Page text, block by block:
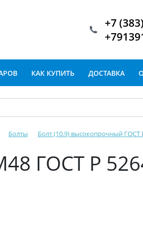
+7
КАК КУПИТЬ ДОСТАВКА
Болты Болт (10.9) высокопрочный ГОСТ
ГОСТ Р